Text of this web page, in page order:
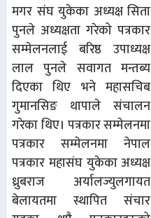
मगर संघ युकेका अध्यक्ष सिता
पुनले अध्यक्षता गरेको पत्रकार
सम्मेलनलाई बरिष्ठ उपाध्यक्ष
लाल पुनले सवागत मन्तब्य
दिएका थिए भने महासचिब
गुमानसिङ थापाले संचालन
गरेका थिए। पत्रकार सम्मेलनमा
पत्रकार सम्मेलनमा नेपाल
पत्रकार महासंघ युकेका अध्यक्ष
ध्रुबराज अर्यालज्युलगायत
बेलायतमा स्थापित संचार